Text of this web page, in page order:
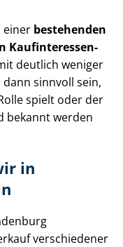
einer bestehenden
Kauf­in­ter­es­sen­
deutlich weniger
sinnvoll sein,
spielt oder der
bekannt werden
in
verschiedener